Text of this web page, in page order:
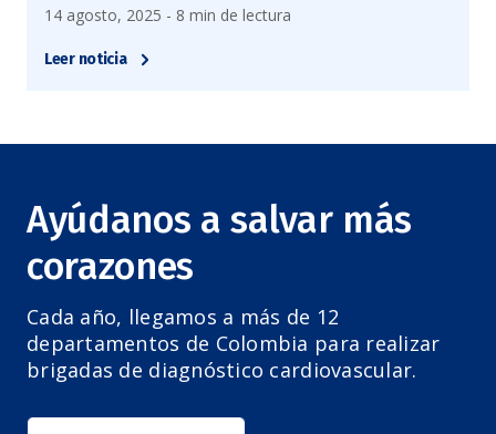
14 agosto, 2025 - 8 min de lectura
Leer noticia
Ayúdanos a salvar más
corazones
Cada año, llegamos a más de 12
departamentos de Colombia para realizar
brigadas de diagnóstico cardiovascular.